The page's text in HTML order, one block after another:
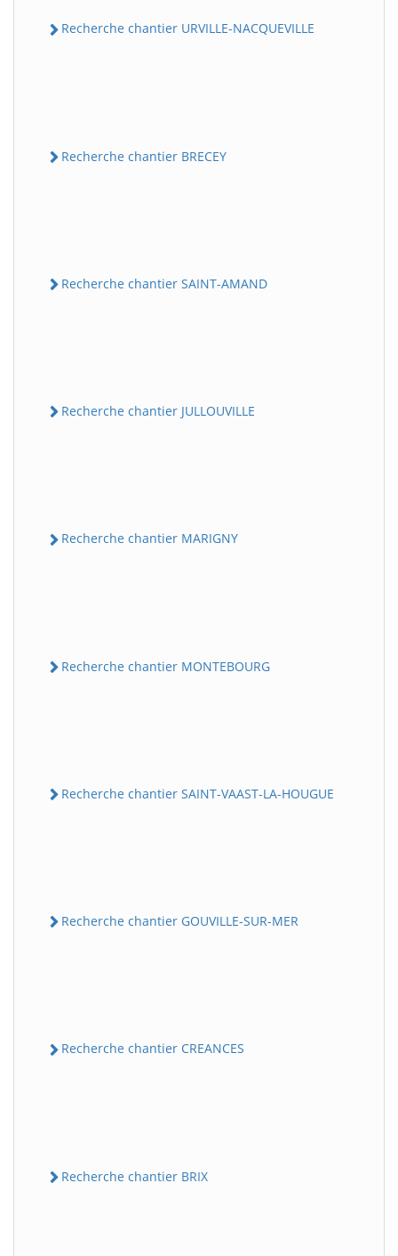
Recherche chantier URVILLE-NACQUEVILLE
Recherche chantier BRECEY
Recherche chantier SAINT-AMAND
Recherche chantier JULLOUVILLE
Recherche chantier MARIGNY
Recherche chantier MONTEBOURG
Recherche chantier SAINT-VAAST-LA-HOUGUE
Recherche chantier GOUVILLE-SUR-MER
Recherche chantier CREANCES
Recherche chantier BRIX